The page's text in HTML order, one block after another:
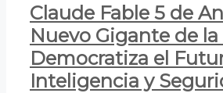
Claude Fable 5 de
Nuevo Gigante de
Democratiza el
Inteligencia y